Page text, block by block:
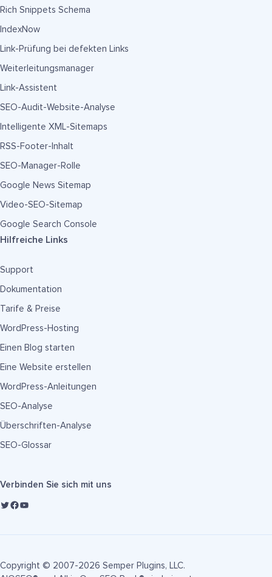
Rich Snippets Schema
IndexNow
Link-Prüfung bei defekten Links
Weiterleitungsmanager
Link-Assistent
SEO-Audit-Website-Analyse
Intelligente XML-Sitemaps
RSS-Footer-Inhalt
SEO-Manager-Rolle
Google News Sitemap
Video-SEO-Sitemap
Google Search Console
Hilfreiche Links
Support
Dokumentation
Tarife & Preise
WordPress-Hosting
Einen Blog starten
Eine Website erstellen
WordPress-Anleitungen
SEO-Analyse
Überschriften-Analyse
SEO-Glossar
Verbinden Sie sich mit uns
Copyright © 2007-2026 Semper Plugins, LLC.